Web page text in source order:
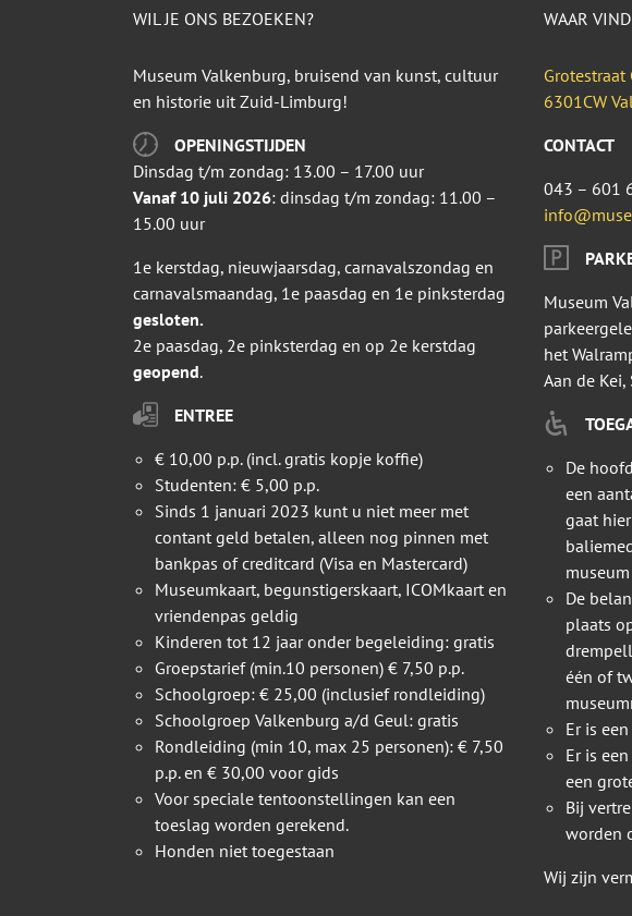
WIL JE ONS BEZOEKEN?
Museum Valkenburg, bruisend van kunst, cultuur
en historie uit Zuid-Limburg!
OPENINGSTIJDEN
Dinsdag t/m zondag: 13.00 – 17.00 uur
Vanaf 10 juli 2026: dinsdag t/m zondag: 11.00 –
15.00 uur
1e kerstdag, nieuwjaarsdag, carnavalszondag en
carnavalsmaandag, 1e paasdag en 1e pinksterdag
gesloten.
2e paasdag, 2e pinksterdag en op 2e kerstdag
geopend.
ENTREE
€ 10,00 p.p. (incl. gratis kopje koffie)
Studenten: € 5,00 p.p.
Sinds 1 januari 2023 kunt u niet meer met
contant geld betalen, alleen nog pinnen met
bankpas of creditcard (Visa en Mastercard)
Museumkaart, begunstigerskaart, ICOMkaart en
vriendenpas geldig
Kinderen tot 12 jaar onder begeleiding: gratis
Groepstarief (min.10 personen) € 7,50 p.p.
Schoolgroep: € 25,00 (inclusief rondleiding)
Schoolgroep Valkenburg a/d Geul: gratis
Rondleiding (min 10, max 25 personen): € 7,50
p.p. en € 30,00 voor gids
Voor speciale tentoonstellingen kan een
toeslag worden gerekend.
Honden niet toegestaan
WAAR
Grotestraat
6301CW
CONTACT
043 – 601
Museum
het
Aan de
De
een
gaat
De
plaats
één of
Er is
Er is
een
Bij
worden
Wij zijn